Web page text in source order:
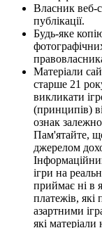
Власник веб-
публікації.
Будь-яке
Матеріали
старше 21
викликати
(принципів)
ознак
Пам'ятайте,
джерелом
ігри на
приймає ні в
платежів, які
азартними
які